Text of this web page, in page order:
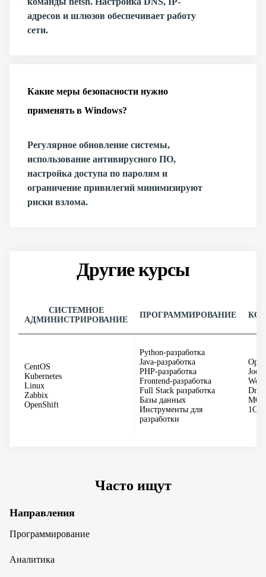
адресов и шлюзов обеспечивает работу
сети.
Какие меры безопасности нужно
применять в Windows?
Регулярное обновление системы,
использование антивирусного ПО,
настройка доступа по паролям и
ограничение привилегий минимизируют
риски взлома.
Другие курсы
СИСТЕМНОЕ
АДМИНИСТРИРОВАНИЕ
ПРОГРАММИРОВАНИЕ
CentOS
Kubernetes
Linux
Zabbix
OpenShift
Python-разработка
Java-разработка
PHP-разработка
Frontend-разработка
Full Stack разработка
Базы данных
Инструменты для
разработки
1С
Часто ищут
Направления
Программирование
Аналитика